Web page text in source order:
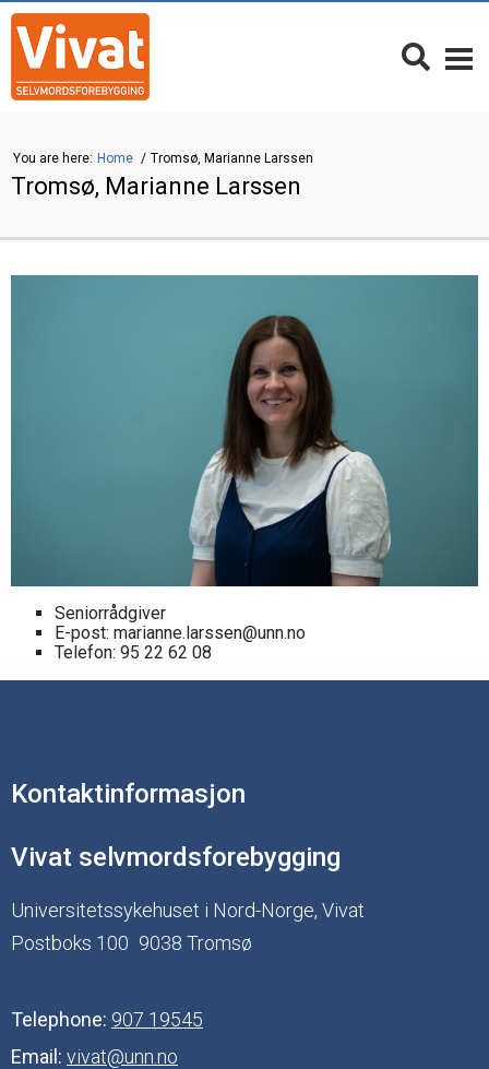
You are here: Home Tromsø, Marianne Larssen
Tromsø, Marianne Larssen
Seniorrådgiver
E-post: marianne.larssen@unn.no
Telefon: 95 22 62 08
Kontaktinformasjon
Vivat selvmordsforebygging
Universitetssykehuset i Nord-Norge, Vivat
Postboks 100 9038 Tromsø
Telephone: 907 19545
Email: vivat@unn.no